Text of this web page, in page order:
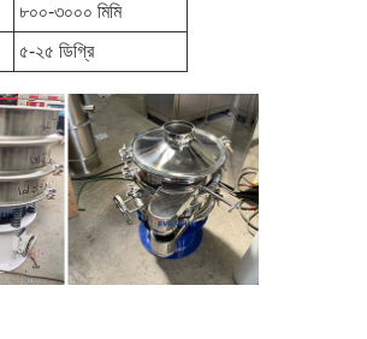
৮০০-৩০০০ মিমি
৫-২৫ ডিগ্রি